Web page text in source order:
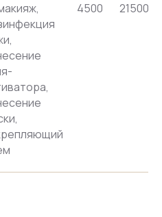
4500 21500